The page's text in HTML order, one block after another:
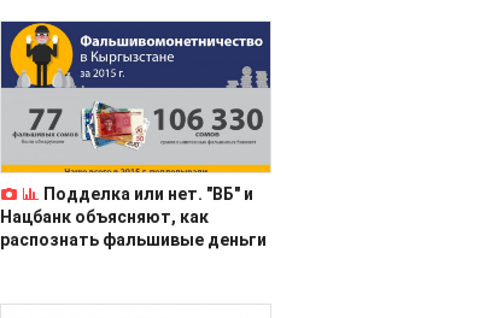
Подделка или нет. "ВБ" и
Нацбанк объясняют, как
распознать фальшивые деньги